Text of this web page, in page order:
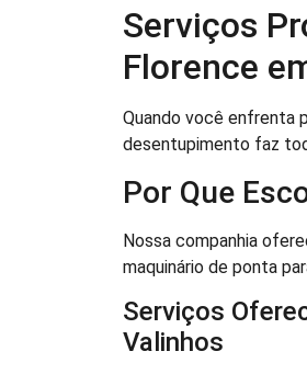
Serviços
Florence
Quando você enfrenta
desentupimento faz
Por Que
Nossa companhia
maquinário de ponta
Serviços
Valinhos